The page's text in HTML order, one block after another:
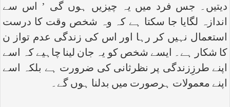
دیتیں۔ جس فرد میں یہ چیزیں ہوں گی ’ اس سے
اندازہ لگایا جا سکتا ہے کہ وہ شخص وقت کا درست
استعمال نہیں کر رہا اور اس کی زندگی عدم تواز ن
کا شکار ہے۔ ایسے شخص کو یہ جان لینا چاہیے کہ اسے
اپنے طرزِزندگی پر نظرثانی کی ضرورت ہے بلکہ اسے
اپنے معمولات ہرصورت میں بدلنا ہوں گے۔